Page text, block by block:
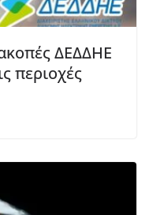
ΔΕΔΔΗΕ
περιοχές